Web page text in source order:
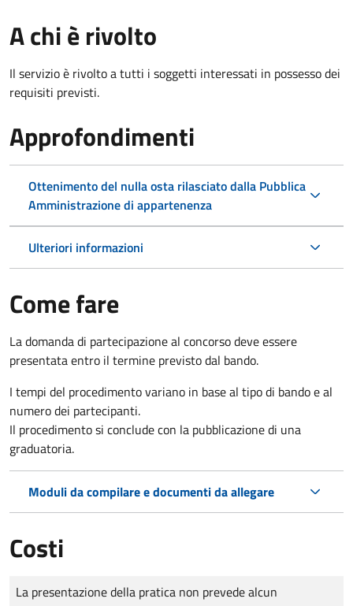
A chi è rivolto
Il servizio è rivolto a tutti i soggetti interessati in possesso dei
requisiti previsti.
Approfondimenti
Ottenimento del nulla osta rilasciato dalla Pubblica
Amministrazione di appartenenza
Ulteriori informazioni
Come fare
La domanda di partecipazione al concorso deve essere
presentata entro il termine previsto dal bando.
I tempi del procedimento variano in base al tipo di bando e al
numero dei partecipanti.
Il procedimento si conclude con la pubblicazione di una
graduatoria.
Moduli da compilare e documenti da allegare
Costi
Tipo di pagamento
Importo
La presentazione della pratica non prevede alcun